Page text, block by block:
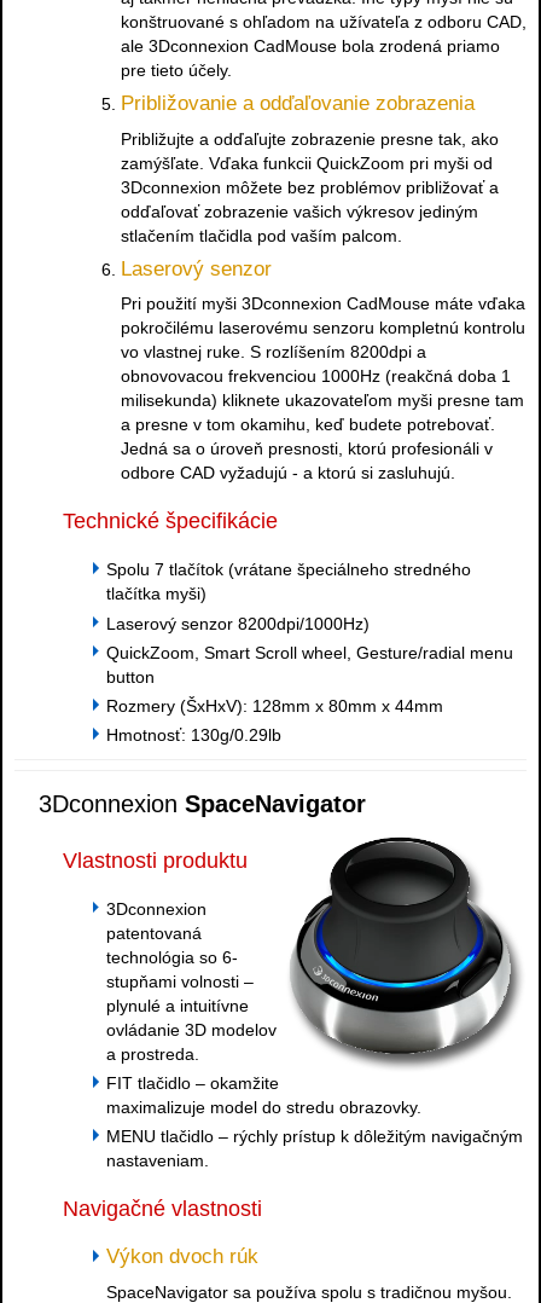
konštruované s ohľadom na užívateľa z odboru CAD,
ale 3Dconnexion CadMouse bola zrodená priamo
pre tieto účely.
Približovanie a odďaľovanie zobrazenia
Približujte a odďaľujte zobrazenie presne tak, ako
zamýšľate. Vďaka funkcii QuickZoom pri myši od
3Dconnexion môžete bez problémov približovať a
odďaľovať zobrazenie vašich výkresov jediným
stlačením tlačidla pod vaším palcom.
Laserový senzor
Pri použití myši 3Dconnexion CadMouse máte vďaka
pokročilému laserovému senzoru kompletnú kontrolu
vo vlastnej ruke. S rozlíšením 8200dpi a
obnovovacou frekvenciou 1000Hz (reakčná doba 1
milisekunda) kliknete ukazovateľom myši presne tam
a presne v tom okamihu, keď budete potrebovať.
Jedná sa o úroveň presnosti, ktorú profesionáli v
odbore CAD vyžadujú - a ktorú si zasluhujú.
Technické špecifikácie
Spolu 7 tlačítok (vrátane špeciálneho stredného
tlačítka myši)
Laserový senzor 8200dpi/1000Hz)
QuickZoom, Smart Scroll wheel, Gesture/radial menu
button
Rozmery (ŠxHxV): 128mm x 80mm x 44mm
Hmotnosť: 130g/0.29lb
3Dconnexion SpaceNavigator
Vlastnosti produktu
3Dconnexion
patentovaná
technológia so 6-
stupňami volnosti –
plynulé a intuitívne
ovládanie 3D modelov
a prostreda.
FIT tlačidlo – okamžite
maximalizuje model do stredu obrazovky.
MENU tlačidlo – rýchly prístup k dôležitým navigačným
nastaveniam.
Navigačné vlastnosti
Výkon dvoch rúk
SpaceNavigator sa používa spolu s tradičnou myšou.